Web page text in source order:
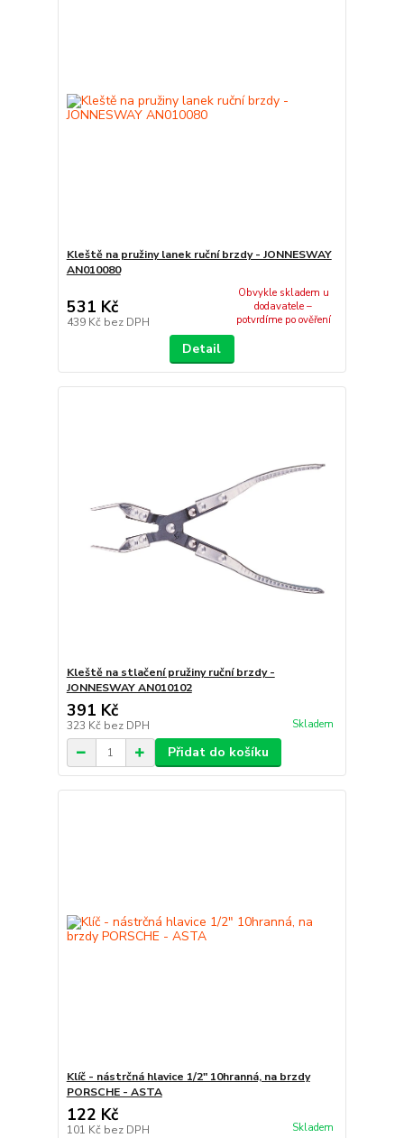
Kleště na pružiny lanek ruční brzdy - JONNESWAY
AN010080
531 Kč
439 Kč bez DPH
Obvykle skladem u
dodavatele –
potvrdíme po ověření
Detail
Kleště na stlačení pružiny ruční brzdy -
JONNESWAY AN010102
391 Kč
323 Kč bez DPH Skladem
Přidat do košíku
Klíč - nástrčná hlavice 1/2" 10hranná, na brzdy
PORSCHE - ASTA
122 Kč
101 Kč bez DPH Skladem